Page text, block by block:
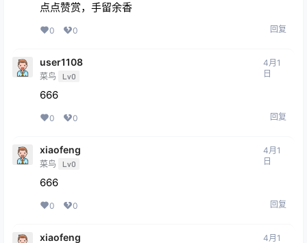
点点赞赏，手留余香
0 0 回复
user1108
菜鸟 Lv0
4月1
日
666
0 0 回复
xiaofeng
菜鸟 Lv0
4月1
日
666
0 0 回复
xiaofeng 4月1